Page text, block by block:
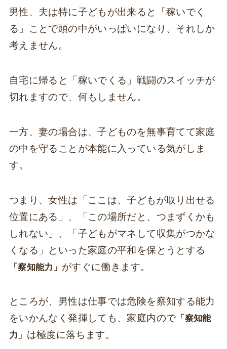
男性、夫は特に子どもが出来ると「稼いでく
る」ことで頭の中がいっぱいになり、それしか
考えません。
自宅に帰ると「稼いでくる」戦闘のスイッチが
切れますので、何もしません。
一方、妻の場合は、子どものを無事育てて家庭
の中を守ることが本能に入っている気がしま
す。
つまり、女性は「ここは、子どもが取り出せる
位置にある」、「この場所だと、つまずくかも
しれない」、「子どもがマネして収集がつかな
くなる」といった家庭の平和を保とうとする
「察知能力」 がすぐに働きます。
ところが、男性は仕事では危険を察知する能力
をいかんなく発揮しても、家庭内ので 「察知能
力」 は極度に落ちます。